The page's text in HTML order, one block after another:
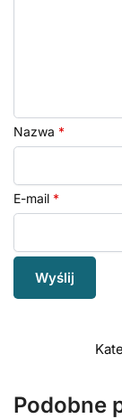
Nazwa *
E-mail *
Podobne